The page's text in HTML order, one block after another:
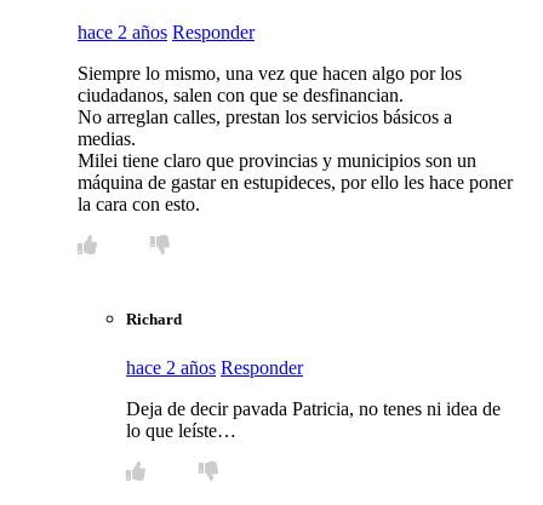
hace 2 años Responder
Siempre lo mismo, una vez que hacen algo por los
ciudadanos, salen con que se desfinancian.
No arreglan calles, prestan los servicios básicos a
medias.
Milei tiene claro que provincias y municipios son un
máquina de gastar en estupideces, por ello les hace poner
la cara con esto.
Richard
hace 2 años Responder
Deja de decir pavada Patricia, no tenes ni idea de
lo que leíste…